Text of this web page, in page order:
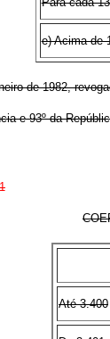
e) Acima de
de 1982,
e 93º da
Até 3.400